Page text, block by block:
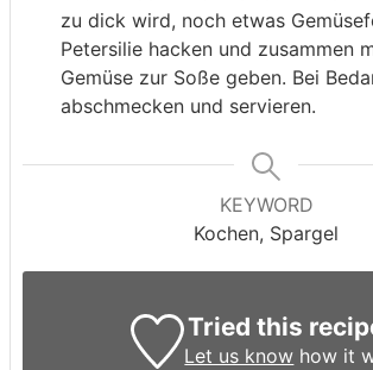
zu dick wird, noch etwas
Petersilie hacken und zusammen
Gemüse zur Soße geben. Bei
abschmecken und servieren.
KEYWORD
Kochen, Spargel
Tried this
Let us know how it